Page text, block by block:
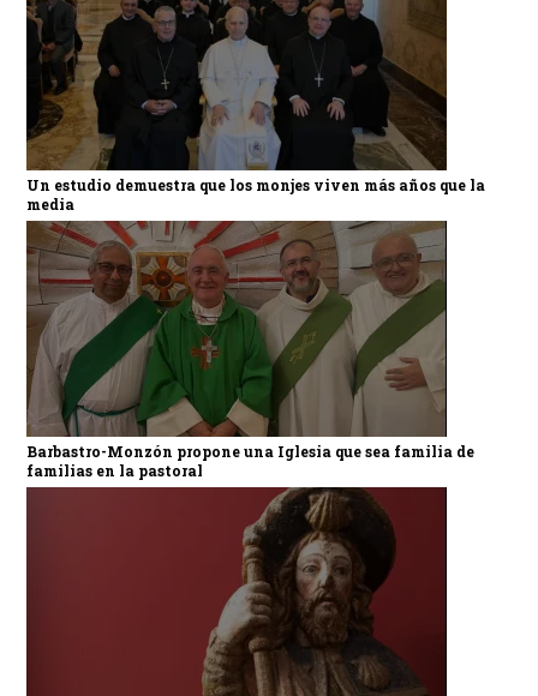
Un estudio demuestra que los monjes viven más años que la
media
Barbastro-Monzón propone una Iglesia que sea familia de
familias en la pastoral